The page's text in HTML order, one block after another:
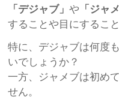
「デジャブ」や 「ジャ
することや目にするこ
特に、デジャブは何度
いでしょうか？
一方、ジャメブは初め
せん。